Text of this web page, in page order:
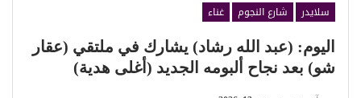
سلايدر شارع النجوم
غناء
اليوم: (عبد الله رشاد) يشارك في ملتقي (عقار
شو) بعد نجاح ألبومه الجديد (أغلى هدية)